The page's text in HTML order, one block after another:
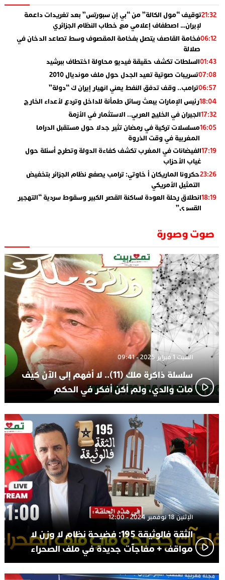
21:32توقيف “مول الكالة” من “بي إن سبورتس” بعد تغريدات داعمة
لإيران… اصطفاف إعلامي مع خطاب النظام الجزائري
06:12فخامة القاصف يتصل بفخامة المقصوف وسط تصاعد الدخان في
صلالة
01:43السلطات تكشف حقيقة فيديو محاولة اختطاف ببرشيد
07:08تسريبات صوتية تعيد الجدل حول ملف مونديال 2010
06:57ترامب.. وقف تدفق النفط يعني انهيار إيران ك “دولة”
18:04رئيس الإمارات يبعث رسائل طمأنة للداخل وتردع لأعداء الخارج
17:32الجيران في الخليج العربي.. الاستثمار في الأزمة
16:05مسلسلات تركية في رمضان تثير جدلا حول مستقبل الدراما
المغربية في وقت الذروة
17:19الفيضانات في المغرب تكشف كفاءة الدولة وتطرح أسئلة حول
غياب الأحزاب
23:26حكرونا الماريكان أ خاوتي: ترامب يصفع نظام الجزائر بتخفيض
التمثيل الأمريكي
18:19انطلاق رحلة العودة لساكنة القصر الكبير وسقوط سردية “التهجير
القسري”
01:55
​”لارام”.. 3 خطوط أخرى نحو إسبانيا وهذه هي الوجهات
14:37الاعلامي حسن فاتح.. لهذا السبب يرفض بعض لاعبوا المنتخب
تعيين السكتيوي
صوت وصورة
السبت 1 فبراير 2025 - 09:41
سلسلة ذاكرة ملك (11).. لا أفهم إلى الآن كيف
مات والدي، ولم أكن أفكر في الحكم
الإثنين 18 نوفمبر 2024 - 12:00
الثقة فالوثيقة 195: فضيحة نظام لا وزن لا
مواقف + مفاجآت جديدة في ملف الصحراء